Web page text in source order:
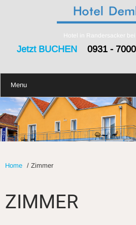
Hotel in Randersacker
Jetzt BUCHEN0931 -
Menu
Home / Zimmer
ZIMMER